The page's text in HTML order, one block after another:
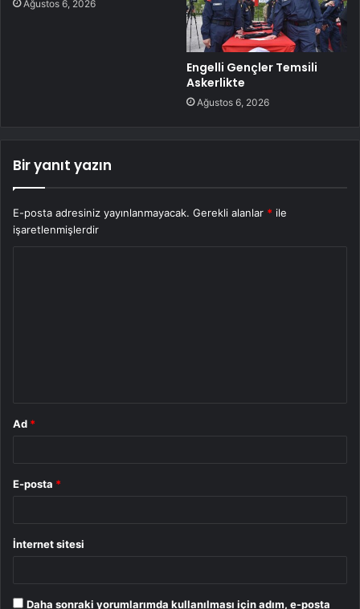
Ağustos 6, 2026
Engelli Gençler Temsili
Askerlikte
Ağustos 6, 2026
Bir yanıt yazın
E-posta adresiniz yayınlanmayacak. Gerekli alanlar * ile
işaretlenmişlerdir
Ad *
E-posta *
İnternet sitesi
Daha sonraki yorumlarımda kullanılması için adım, e-posta